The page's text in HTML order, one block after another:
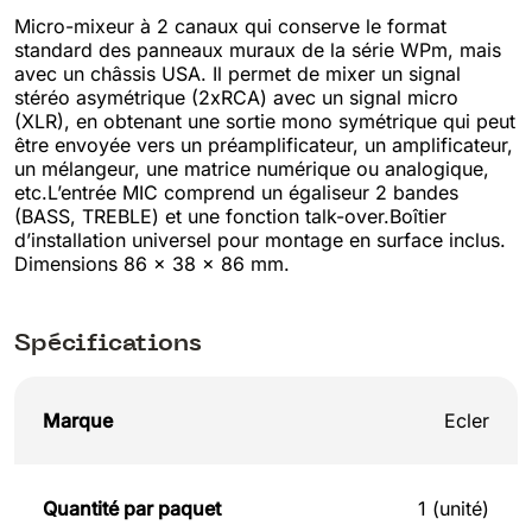
Micro-mixeur à 2 canaux qui conserve le format
standard des panneaux muraux de la série WPm, mais
avec un châssis USA. Il permet de mixer un signal
stéréo asymétrique (2xRCA) avec un signal micro
(XLR), en obtenant une sortie mono symétrique qui peut
être envoyée vers un préamplificateur, un amplificateur,
un mélangeur, une matrice numérique ou analogique,
etc.L’entrée MIC comprend un égaliseur 2 bandes
(BASS, TREBLE) et une fonction talk-over.Boîtier
d’installation universel pour montage en surface inclus.
Dimensions 86 x 38 x 86 mm.
Spécifications
Marque Ecler
Quantité par paquet 1 (unité)